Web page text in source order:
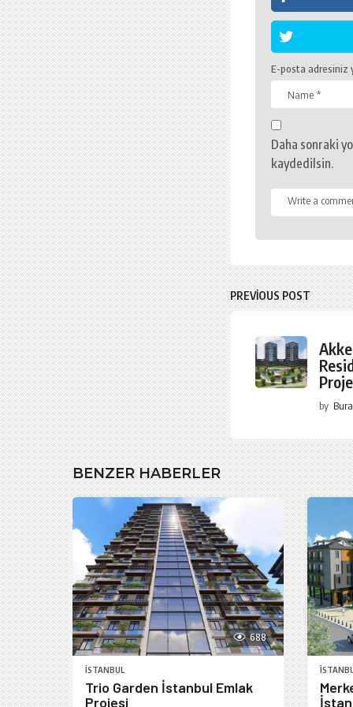
E-posta adresiniz
Daha sonraki
kaydedilsin.
PREVIOUS POST
by
BENZER HABERLER
688
İSTANBUL
Trio Garden İstanbul Emlak
Projesi